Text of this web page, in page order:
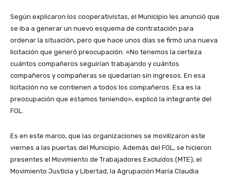
Según explicaron los cooperativistas, el Municipio les anunció que
se iba a generar un nuevo esquema de contratación para
ordenar la situación, pero que hace unos días se firmó una nueva
licitación que generó preocupación. «No tenemos la certeza
cuántos compañeros seguirían trabajando y cuántos
compañeros y compañeras se quedarían sin ingresos. En esa
licitación no se contienen a todos los compañeros. Esa es la
preocupación que estamos teniendo», explicó la integrante del
FOL.
Es en este marco, que las organizaciones se movilizaron este
viernes a las puertas del Municipio. Además del FOL, se hicieron
presentes el Movimiento de Trabajadores Excluídos (MTE), el
Movimiento Justicia y Libertad, la Agrupación María Claudia